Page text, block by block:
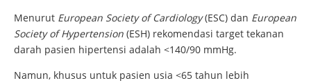
Menurut European Society of Cardiology(ESC) dan European
Society of Hypertension (ESH) rekomendasi target tekanan
darah pasien hipertensi adalah <140/90 mmHg.
Namun, khusus untuk pasien usia <65 tahun lebih